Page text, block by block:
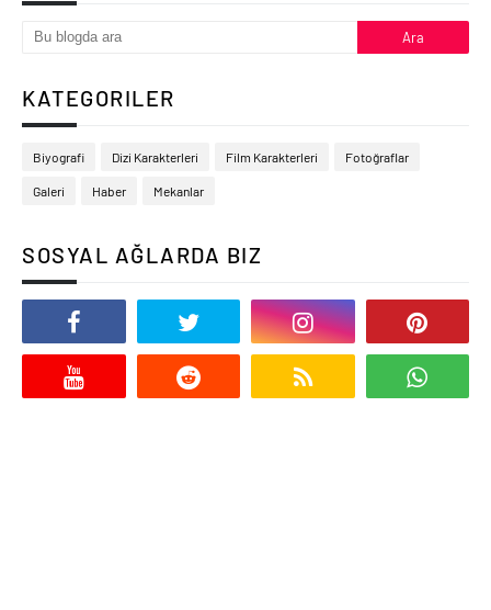
KATEGORILER
Biyografi Dizi Karakterleri Film Karakterleri Fotoğraflar
Galeri Haber Mekanlar
SOSYAL AĞLARDA BIZ